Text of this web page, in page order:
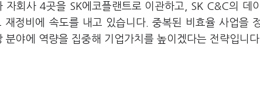
회사 4곳을 SK에코플랜트로 이관하고, SK C&C의 데
정비에 속도를 내고 있습니다. 중복된 비효율 사업을
야에 역량을 집중해 기업가치를 높이겠다는 전략입니다.